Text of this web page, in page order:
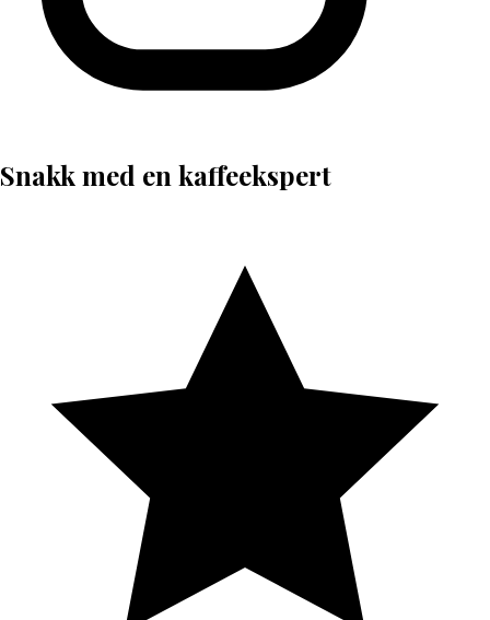
Snakk med en kaffeekspert